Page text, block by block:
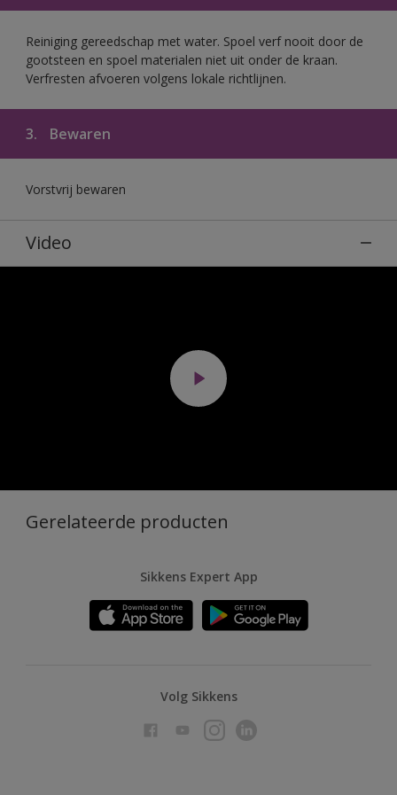
Reiniging gereedschap met water. Spoel verf nooit door de
gootsteen en spoel materialen niet uit onder de kraan.
Verfresten afvoeren volgens lokale richtlijnen.
3. Bewaren
Vorstvrij bewaren
Video
Gerelateerde producten
Sikkens Expert App
Volg Sikkens